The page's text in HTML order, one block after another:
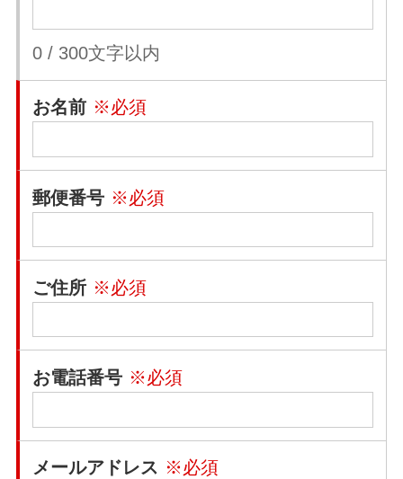
0 / 300文字以内
お名前 ※必須
郵便番号 ※必須
ご住所 ※必須
お電話番号 ※必須
メールアドレス ※必須